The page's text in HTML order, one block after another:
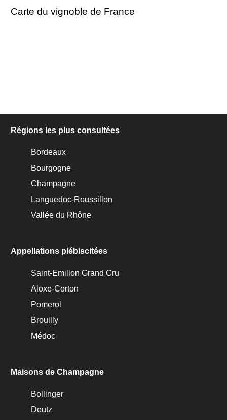
Carte du vignoble de France
Régions les plus consultées
Bordeaux
Bourgogne
Champagne
Languedoc-Roussillon
Vallée du Rhône
Appellations plébiscitées
Saint-Emilion Grand Cru
Aloxe-Corton
Pomerol
Brouilly
Médoc
Maisons de Champagne
Bollinger
Deutz